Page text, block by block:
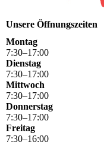
Unsere Öffnungszeiten
Montag
7:30–17:00
Dienstag
7:30–17:00
Mittwoch
7:30–17:00
Donnerstag
7:30–17:00
Freitag
7:30–16:00